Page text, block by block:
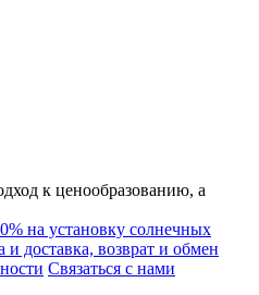
к ценообразованию, а
на установку солнечных
и доставка, возврат и обмен
Связаться с нами